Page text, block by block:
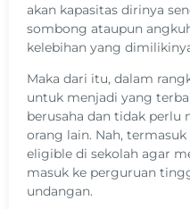
akan kapasitas dirinya
sombong ataupun
kelebihan yang
Maka dari itu, dalam
untuk menjadi yang
berusaha dan tidak perlu
orang lain. Nah,
eligible di sekolah agar
masuk ke perguruan
undangan.